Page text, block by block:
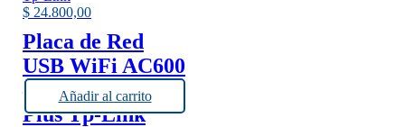
$ 24.800,00
Placa de Red
USB WiFi AC600
– Archer T2U
Plus Tp-Link
Añadir al carrito